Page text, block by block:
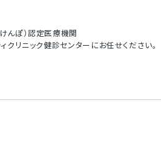
んぽ）認定医療機関
リニック健診センターにお任せください。